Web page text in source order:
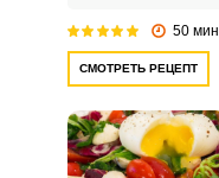
50 мин
СМОТРЕТЬ РЕЦЕПТ